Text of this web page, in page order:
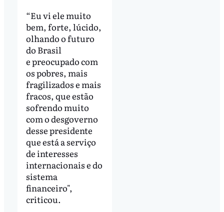
“Eu vi ele muito
bem, forte, lúcido,
olhando o futuro
do Brasil
e preocupado com
os pobres, mais
fragilizados e mais
fracos, que estão
sofrendo muito
com o desgoverno
desse presidente
que está a serviço
de interesses
internacionais e do
sistema
financeiro",
criticou.